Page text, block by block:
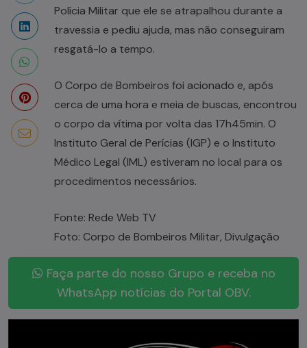
Polícia Militar que ele se atrapalhou durante a
travessia e pediu ajuda, mas não conseguiram
resgatá-lo a tempo.
O Corpo de Bombeiros foi acionado e, após
cerca de uma hora e meia de buscas, encontrou
o corpo da vítima por volta das 17h45min. O
Instituto Geral de Perícias (IGP) e o Instituto
Médico Legal (IML) estiveram no local para os
procedimentos necessários.
Fonte: Rede Web TV
Foto: Corpo de Bombeiros Militar, Divulgação
Faça parte do nosso Grupo e receba no
WhatsApp notícias do Portal OBV.